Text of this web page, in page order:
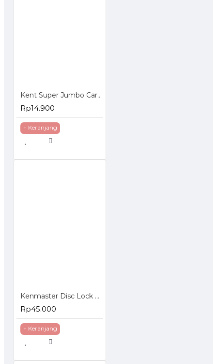
Kent Super Jumbo Car Sponge Busa Spon Spons Cuci Mobil Motor
Rp14.900
+ Keranjang
Kenmaster Disc Lock Kunci Cakram Motor Chrome Kuning Merah
Rp45.000
+ Keranjang